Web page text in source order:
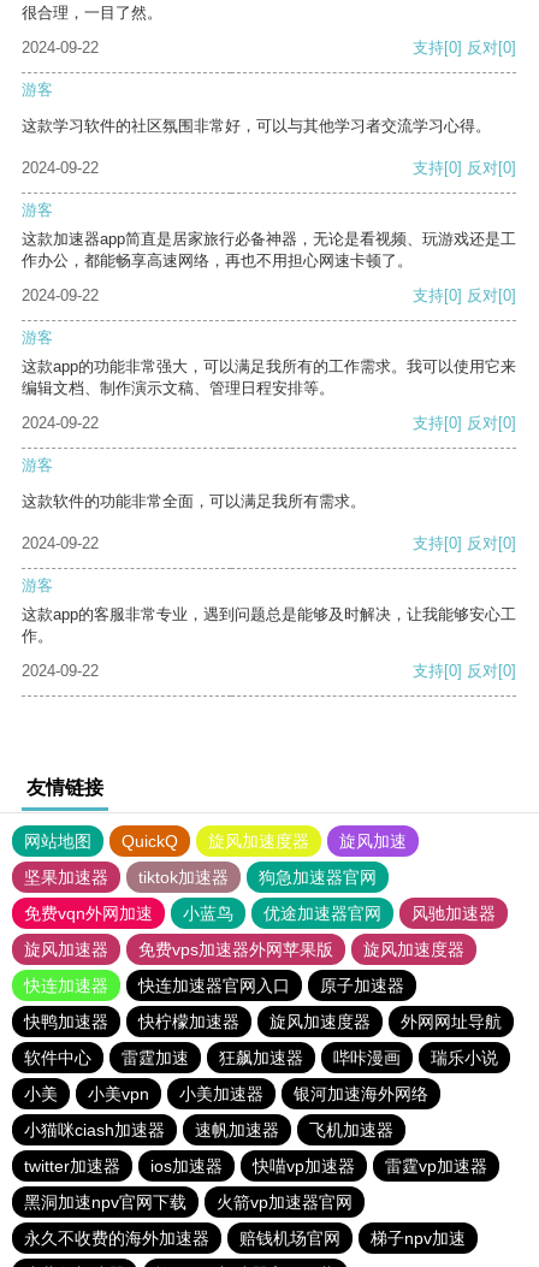
很合理，一目了然。
2024-09-22
支持[0] 反对[0]
游客
这款学习软件的社区氛围非常好，可以与其他学习者交流学习心得。
2024-09-22 支持[0] 反对[0]
游客
这款加速器app简直是居家旅行必备神器，无论是看视频、玩游戏还是工
作办公，都能畅享高速网络，再也不用担心网速卡顿了。
2024-09-22
支持[0] 反对[0]
游客
这款app的功能非常强大，可以满足我所有的工作需求。我可以使用它来
编辑文档、制作演示文稿、管理日程安排等。
2024-09-22
支持[0] 反对[0]
游客
这款软件的功能非常全面，可以满足我所有需求。
2024-09-22 支持[0] 反对[0]
游客
这款app的客服非常专业，遇到问题总是能够及时解决，让我能够安心工
作。
2024-09-22
支持[0] 反对[0]
友情链接
网站地图 QuickQ 旋风加速度器
旋风加速
坚果加速器
tiktok加速器
狗急加速器官网
免费vqn外网加速
小蓝鸟 优途加速器官网
风驰加速器
旋风加速器
免费vps加速器外网苹果版
旋风加速度器
快连加速器
快连加速器官网入口
原子加速器
快鸭加速器
快柠檬加速器 旋风加速度器
外网网址导航
软件中心
雷霆加速 狂飙加速器 哔咔漫画
瑞乐小说
小美
小美vpn 小美加速器
银河加速海外网络
小猫咪ciash加速器
速帆加速器
飞机加速器
twitter加速器
ios加速器 快喵vp加速器
雷霆vp加速器
黑洞加速npv官网下载
火箭vp加速器官网
永久不收费的海外加速器
赔钱机场官网
梯子npv加速